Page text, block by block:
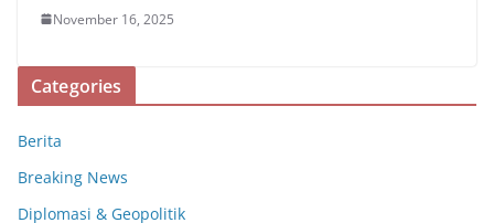
November 16, 2025
Categories
Berita
Breaking News
Diplomasi & Geopolitik